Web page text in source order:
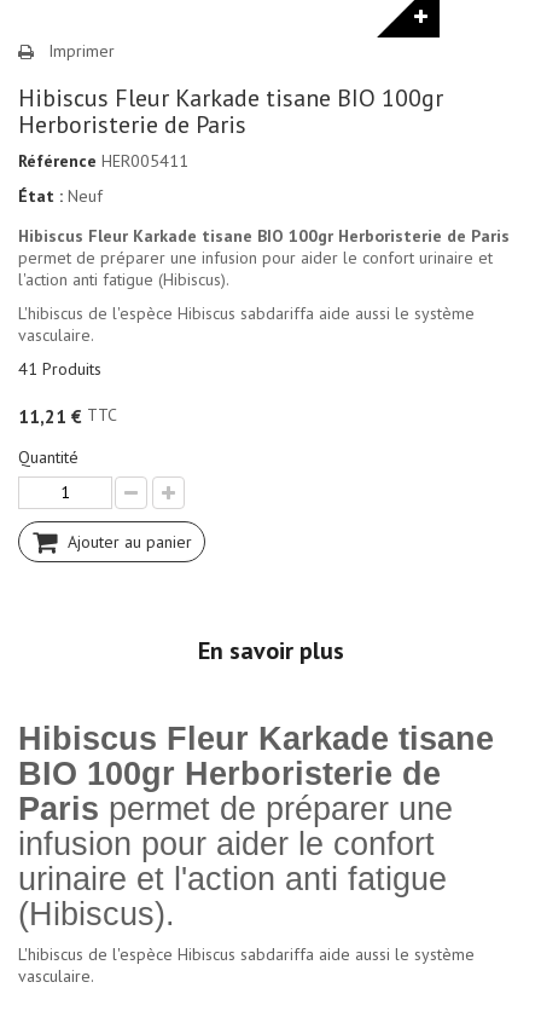
Imprimer
Hibiscus Fleur Karkade tisane BIO 100gr
Herboristerie de Paris
Référence HER005411
État : Neuf
Hibiscus Fleur Karkade tisane BIO 100gr Herboristerie de Paris
permet de préparer une infusion pour aider le confort urinaire et
l'action anti fatigue (Hibiscus).
L'hibiscus de l'espèce Hibiscus sabdariffa aide aussi le système
vasculaire.
41 Produits
11,21 € TTC
Quantité
Ajouter au panier
En savoir plus
Hibiscus Fleur Karkade tisane
BIO 100gr Herboristerie de
Paris permet de préparer une
infusion pour aider le confort
urinaire et l'action anti fatigue
(Hibiscus).
L'hibiscus de l'espèce Hibiscus sabdariffa aide aussi le système
vasculaire.